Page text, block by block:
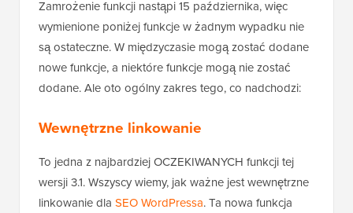
Zamrożenie funkcji nastąpi 15 października, więc
wymienione poniżej funkcje w żadnym wypadku nie
są ostateczne. W międzyczasie mogą zostać dodane
nowe funkcje, a niektóre funkcje mogą nie zostać
dodane. Ale oto ogólny zakres tego, co nadchodzi:
Wewnętrzne linkowanie
To jedna z najbardziej OCZEKIWANYCH funkcji tej
wersji 3.1. Wszyscy wiemy, jak ważne jest wewnętrzne
linkowanie dla SEO WordPressa. Ta nowa funkcja